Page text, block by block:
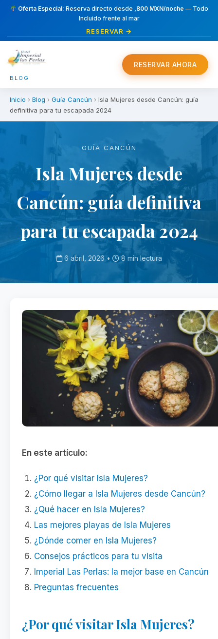
Oferta Especial: Reserva directo desde ,800 MXN/noche — Todo
Incluido frente al mar
RESERVAR →
BLOG
RESERVAR AHORA
Inicio › Blog › Guía Cancún › Isla Mujeres desde Cancún: guía
definitiva para tu escapada 2024
GUÍA CANCÚN
Isla Mujeres desde
Cancún: guía definitiva
para tu escapada 2024
6 abril, 2026 • 8 min lectura
En este artículo:
¿Por qué visitar Isla Mujeres?
¿Cómo llegar a Isla Mujeres desde Cancún?
¿Qué hacer en Isla Mujeres?
Las mejores playas de Isla Mujeres
¿Dónde comer en Isla Mujeres?
Consejos prácticos para tu visita
Imperial Las Perlas: la mejor base en Cancún
Preguntas frecuentes
¿Por qué visitar Isla Mujeres?